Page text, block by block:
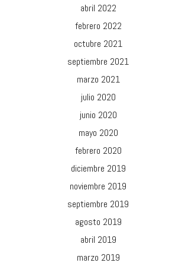
abril 2022
febrero 2022
octubre 2021
septiembre 2021
marzo 2021
julio 2020
junio 2020
mayo 2020
febrero 2020
diciembre 2019
noviembre 2019
septiembre 2019
agosto 2019
abril 2019
marzo 2019